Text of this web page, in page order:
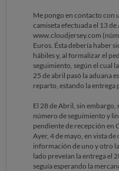
Me pongo en contacto con
camiseta efectuada el 13
www.cloudjersey.com
Euros. Ésta debería haber
hábiles y, al formalizar el
seguimiento, según el cual
25 de abril pasó la aduana
reparto, estando la entrega
El 28 de Abril, sin
número de seguimiento y
pendiente de recepción en
Ayer, 4 de mayo, en vista
información de uno y otro
lado preveían la entrega el
seguía esperando la